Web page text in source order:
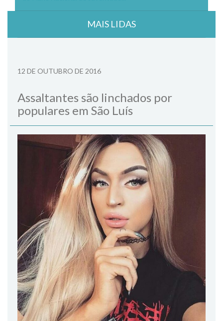
MAIS LIDAS
12 DE OUTUBRO DE 2016
Assaltantes são linchados por
populares em São Luís